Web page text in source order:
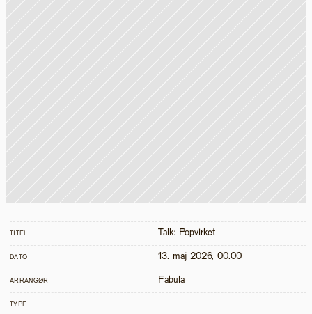
TITEL Talk: Popvirket
DATO 13. maj 2026, 00.00
ARRANGØR Fabula
TYPE